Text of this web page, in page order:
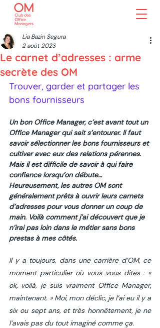
Le carnet d’adresses : arme
secrète des OM
Lia Bazin Segura
2 août 2023
Trouver, garder et partager les
bons fournisseurs
Un bon Office Manager, c’est avant tout un
Office Manager qui sait s’entourer. Il faut
savoir sélectionner les bons fournisseurs et
cultiver avec eux des relations pérennes.
Mais il est difficile de savoir à qui faire
confiance lorsqu’on débute…
Heureusement, les autres OM sont
généralement prêts à ouvrir leurs carnets
d’adresses pour vous donner un coup de
main. Voilà comment j’ai découvert que je
n’irai pas loin dans le métier sans bons
prestas à mes côtés.
Il y a toujours, dans une carrière d’OM, ce
moment particulier où vous vous dites : «
ok, voilà, je suis vraiment Office Manager,
maintenant. » Moi, mon déclic, je l’ai eu il y a
six ou sept ans, et très honnêtement, je ne
l’avais pas du tout imaginé comme ça.